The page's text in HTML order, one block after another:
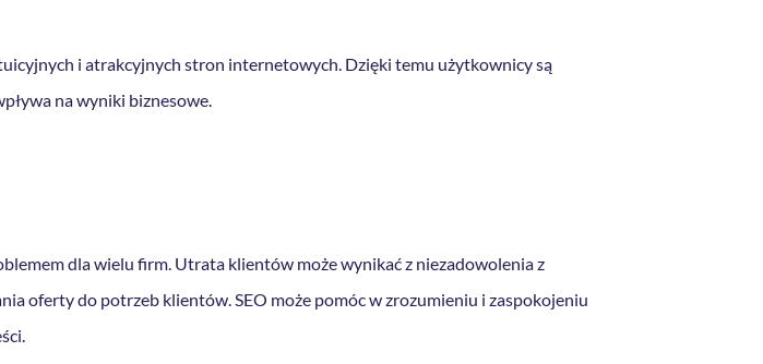
i atrakcyjnych stron internetowych. Dzięki temu użytkownicy są
na wyniki biznesowe.
dla wielu firm. Utrata klientów może wynikać z niezadowolenia z
oferty do potrzeb klientów. SEO może pomóc w zrozumieniu i zaspokojeniu